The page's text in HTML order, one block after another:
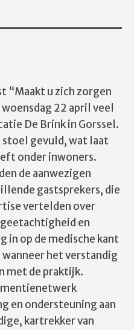
“Maakt u zich zorgen
22 april veel
De Brink in Gorssel.
stoel gevuld, wat laat
onder inwoners.
de aanwezigen
gastsprekers, die
vertelden over
en
in op de medische kant
het verstandig
met de praktijk.
en ondersteuning aan
kartrekker van